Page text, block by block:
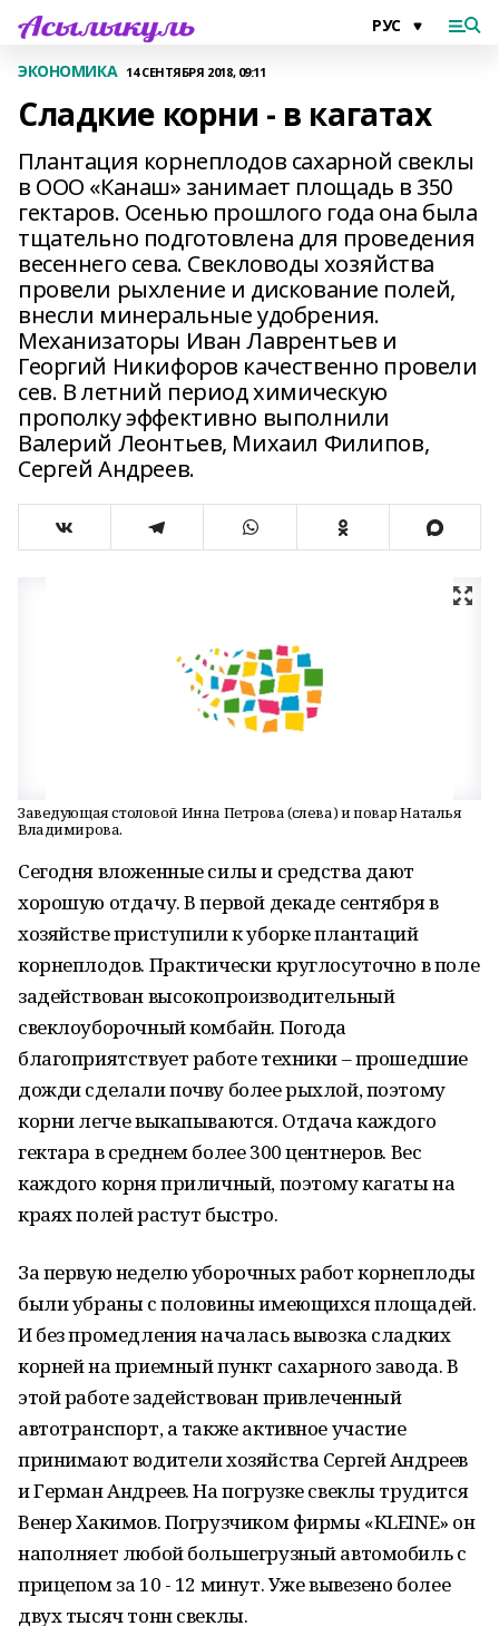
ЭКОНОМИКА 14 СЕНТЯБРЯ 2018, 09:11
Сладкие корни - в кагатах
Плантация корнеплодов сахарной свеклы
в ООО «Канаш» занимает площадь в 350
гектаров. Осенью прошлого года она была
тщательно подготовлена для проведения
весеннего сева. Свекловоды хозяйства
провели рыхление и дискование полей,
внесли минеральные удобрения.
Механизаторы Иван Лаврентьев и
Георгий Никифоров качественно провели
сев. В летний период химическую
прополку эффективно выполнили
Валерий Леонтьев, Михаил Филипов,
Сергей Андреев.
Заведующая столовой Инна Петрова (слева) и повар Наталья
Владимирова.
Сегодня вложенные силы и средства дают
хорошую отдачу. В первой декаде сентября в
хозяйстве приступили к уборке плантаций
корнеплодов. Практически круглосуточно в поле
задействован высокопроизводительный
свеклоуборочный комбайн. Погода
благоприятствует работе техники – прошедшие
дожди сделали почву более рыхлой, поэтому
корни легче выкапываются. Отдача каждого
гектара в среднем более 300 центнеров. Вес
каждого корня приличный, поэтому кагаты на
краях полей растут быстро.
За первую неделю уборочных работ корнеплоды
были убраны с половины имеющихся площадей.
И без промедления началась вывозка сладких
корней на приемный пункт сахарного завода. В
этой работе задействован привлеченный
автотранспорт, а также активное участие
принимают водители хозяйства Сергей Андреев
и Герман Андреев. На погрузке свеклы трудится
Венер Хакимов. Погрузчиком фирмы «КLEINE» он
наполняет любой большегрузный автомобиль с
прицепом за 10 - 12 минут. Уже вывезено более
двух тысяч тонн свеклы.